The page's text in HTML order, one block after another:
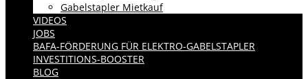
Gabelstapler Mietkauf
VIDEOS
JOBS
BAFA-FÖRDERUNG FÜR ELEKTRO-GABELSTAPLER
INVESTITIONS-BOOSTER
BLOG